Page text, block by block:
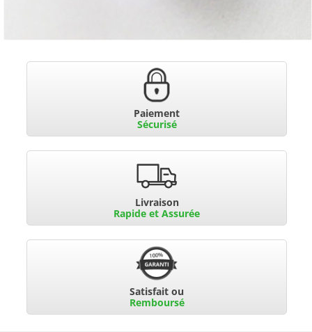
Paiement
Sécurisé
Livraison
Rapide et Assurée
Satisfait ou
Remboursé